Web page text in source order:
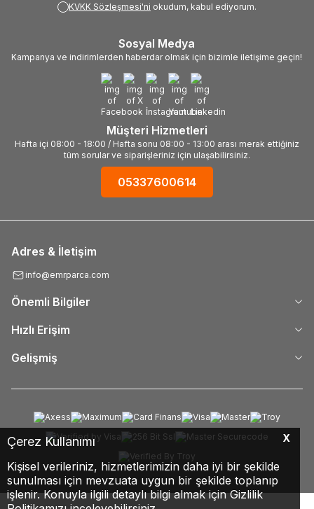
X
Çerez Kullanımı
Kişisel verileriniz, hizmetlerimizin daha iyi bir şekilde
sunulması için mevzuata uygun bir şekilde toplanıp
işlenir. Konuyla ilgili detaylı bilgi almak için Gizlilik
KVKK Sözleşmesi'ni okudum, kabul ediyorum.
Sosyal Medya
Kampanya ve indirimlerden haberdar olmak için bizimle iletişime geçin!
Müşteri Hizmetleri
Hafta içi 08:00 - 18:00 / Hafta sonu 08:00 - 13:00 arası merak ettiğiniz
tüm sorular ve siparişleriniz için ulaşabilirsiniz.
05337600614
Adres & İletişim
info@emrparca.com
Önemli Bilgiler
Hızlı Erişim
Gelişmiş